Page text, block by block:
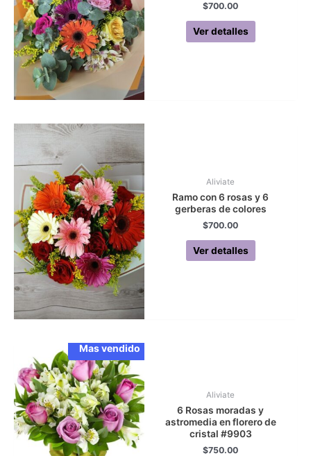
$700.00
Ver detalles
Aliviate
Ramo con 6 rosas y 6
gerberas de colores
$700.00
Ver detalles
Mas vendido
Aliviate
6 Rosas moradas y
astromedia en florero de
cristal #9903
$750.00